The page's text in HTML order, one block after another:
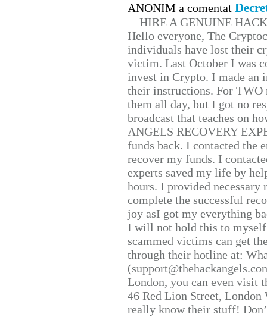
ANONIM a comentat
HIRE A GENUINE
Hello everyone, The
individuals have lost their
victim. Last October I was
invest in Crypto. I made
their instructions. For TWO
them all day, but I got no
broadcast that teaches on
ANGELS RECOVERY
funds back. I contacted the
recover my funds. I
experts saved my life by
hours. I provided
complete the successful
joy asI got my everything
I will not hold this to
scammed victims can get
through their hotline at:
London, you can even visit
46 Red Lion Street, London
really know their stuff!